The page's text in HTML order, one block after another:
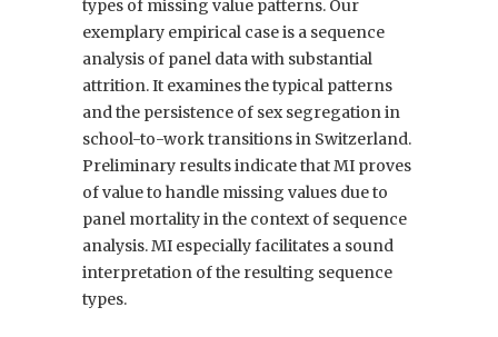
types of missing value patterns. Our
exemplary empirical case is a sequence
analysis of panel data with substantial
attrition. It examines the typical patterns
and the persistence of sex segregation in
school-to-work transitions in Switzerland.
Preliminary results indicate that MI proves
of value to handle missing values due to
panel mortality in the context of sequence
analysis. MI especially facilitates a sound
interpretation of the resulting sequence
types.